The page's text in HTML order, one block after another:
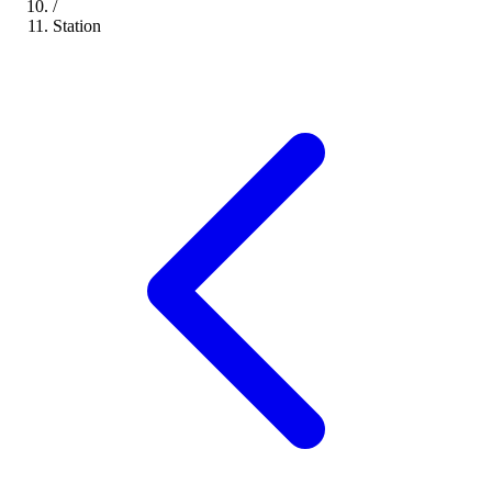
/
Station